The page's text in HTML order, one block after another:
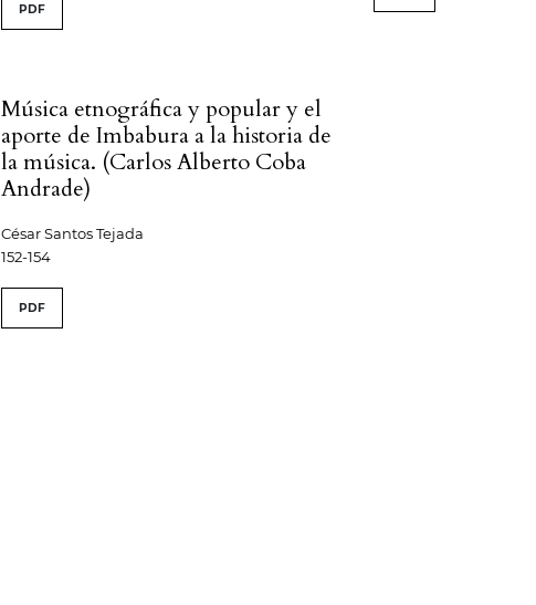
PDF
Música etnográfica y popular y el
aporte de Imbabura a la historia de
la música. (Carlos Alberto Coba
Andrade)
César Santos Tejada
152-154
PDF